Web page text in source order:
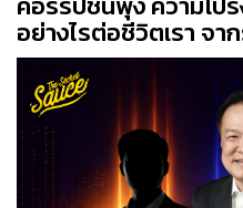
อย่างไรต่อชีวิตเรา จา